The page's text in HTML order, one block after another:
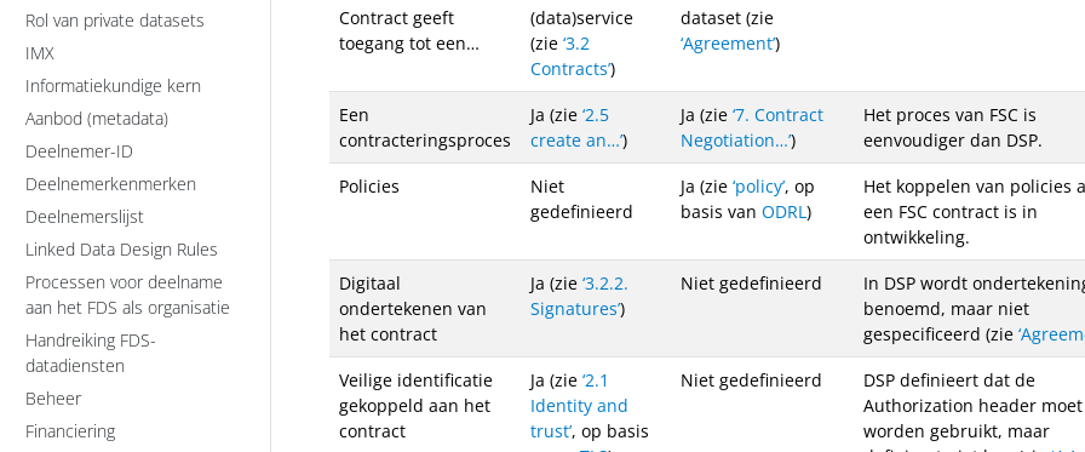
Rol van private datasets
IMX
Informatiekundige kern
Aanbod (metadata)
Deelnemer-ID
Deelnemerkenmerken
Deelnemerslijst
Linked Data Design Rules
Processen voor deelname
aan het FDS als organisatie
Handreiking FDS-
datadiensten
Beheer
Financiering
Contract geeft
toegang tot een…
(data)service
(zie ‘3.2
Contracts’)
dataset (zie
‘Agreement’)
Een
contracteringsproces
Ja (zie ‘2.5
create an…’)
Ja (zie ‘7. Contract
Negotiation…’)
Het proces van FSC is
eenvoudiger dan DSP.
Policies
Niet
gedefinieerd
Ja (zie ‘policy’, op
basis van ODRL)
Het koppelen van policies
een FSC contract is in
ontwikkeling.
Digitaal
ondertekenen van
het contract
Ja (zie ‘3.2.2.
Signatures’)
Niet gedefinieerd
In DSP wordt
benoemd, maar niet
gespecificeerd (zie
Veilige identificatie
gekoppeld aan het
contract
Ja (zie ‘2.1
Identity and
trust’, op basis
Niet gedefinieerd
DSP definieert dat de
Authorization header moet
worden gebruikt, maar